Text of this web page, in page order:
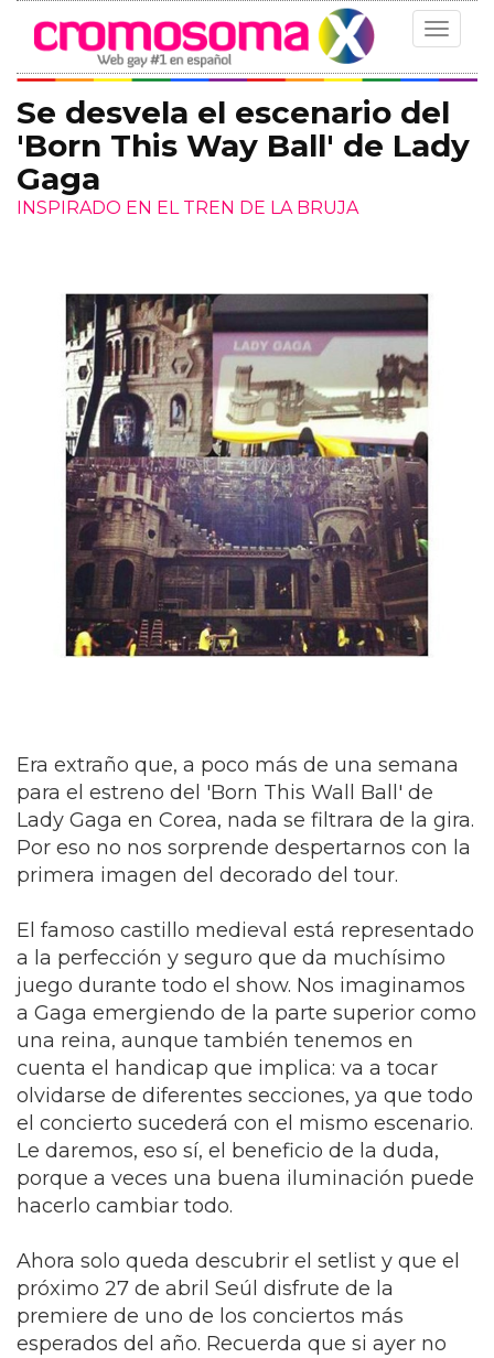
Toggle
Se desvela el escenario del
'Born This Way Ball' de Lady
Gaga
INSPIRADO EN EL TREN DE LA BRUJA
Era extraño que, a poco más de una semana
para el estreno del 'Born This Wall Ball' de
Lady Gaga en Corea, nada se filtrara de la gira.
Por eso no nos sorprende despertarnos con la
primera imagen del decorado del tour.
El famoso castillo medieval está representado
a la perfección y seguro que da muchísimo
juego durante todo el show. Nos imaginamos
a Gaga emergiendo de la parte superior como
una reina, aunque también tenemos en
cuenta el handicap que implica: va a tocar
olvidarse de diferentes secciones, ya que todo
el concierto sucederá con el mismo escenario.
Le daremos, eso sí, el beneficio de la duda,
porque a veces una buena iluminación puede
hacerlo cambiar todo.
Ahora solo queda descubrir el setlist y que el
próximo 27 de abril Seúl disfrute de la
premiere de uno de los conciertos más
esperados del año. Recuerda que si ayer no